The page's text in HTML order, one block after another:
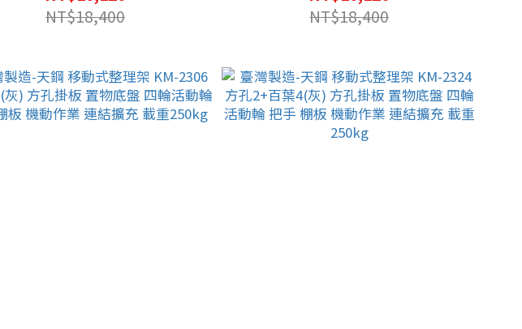
重250kg
NT$18,400
載重250kg
NT$18,400